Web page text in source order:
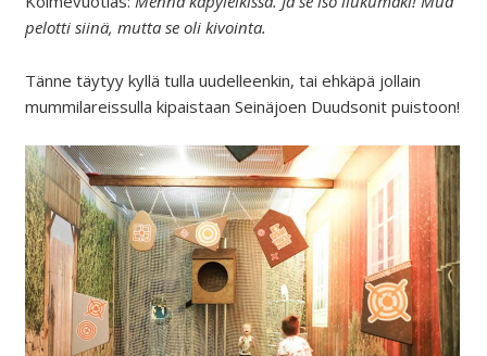
pelotti siinä, mutta se oli kivointa.
Tänne täytyy kyllä tulla uudelleenkin, tai ehkäpä jollain
mummilareissulla kipaistaan Seinäjoen Duudsonit puistoon!